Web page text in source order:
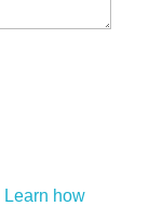
Learn how